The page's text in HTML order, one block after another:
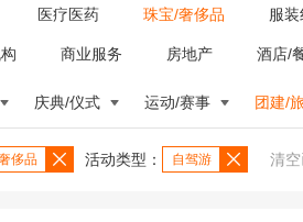
医疗医药 珠宝/奢侈品 服装
商业服务 房地产 酒店/
庆典/仪式 运动/赛事 团建/
侈品 活动类型： 自驾游 清